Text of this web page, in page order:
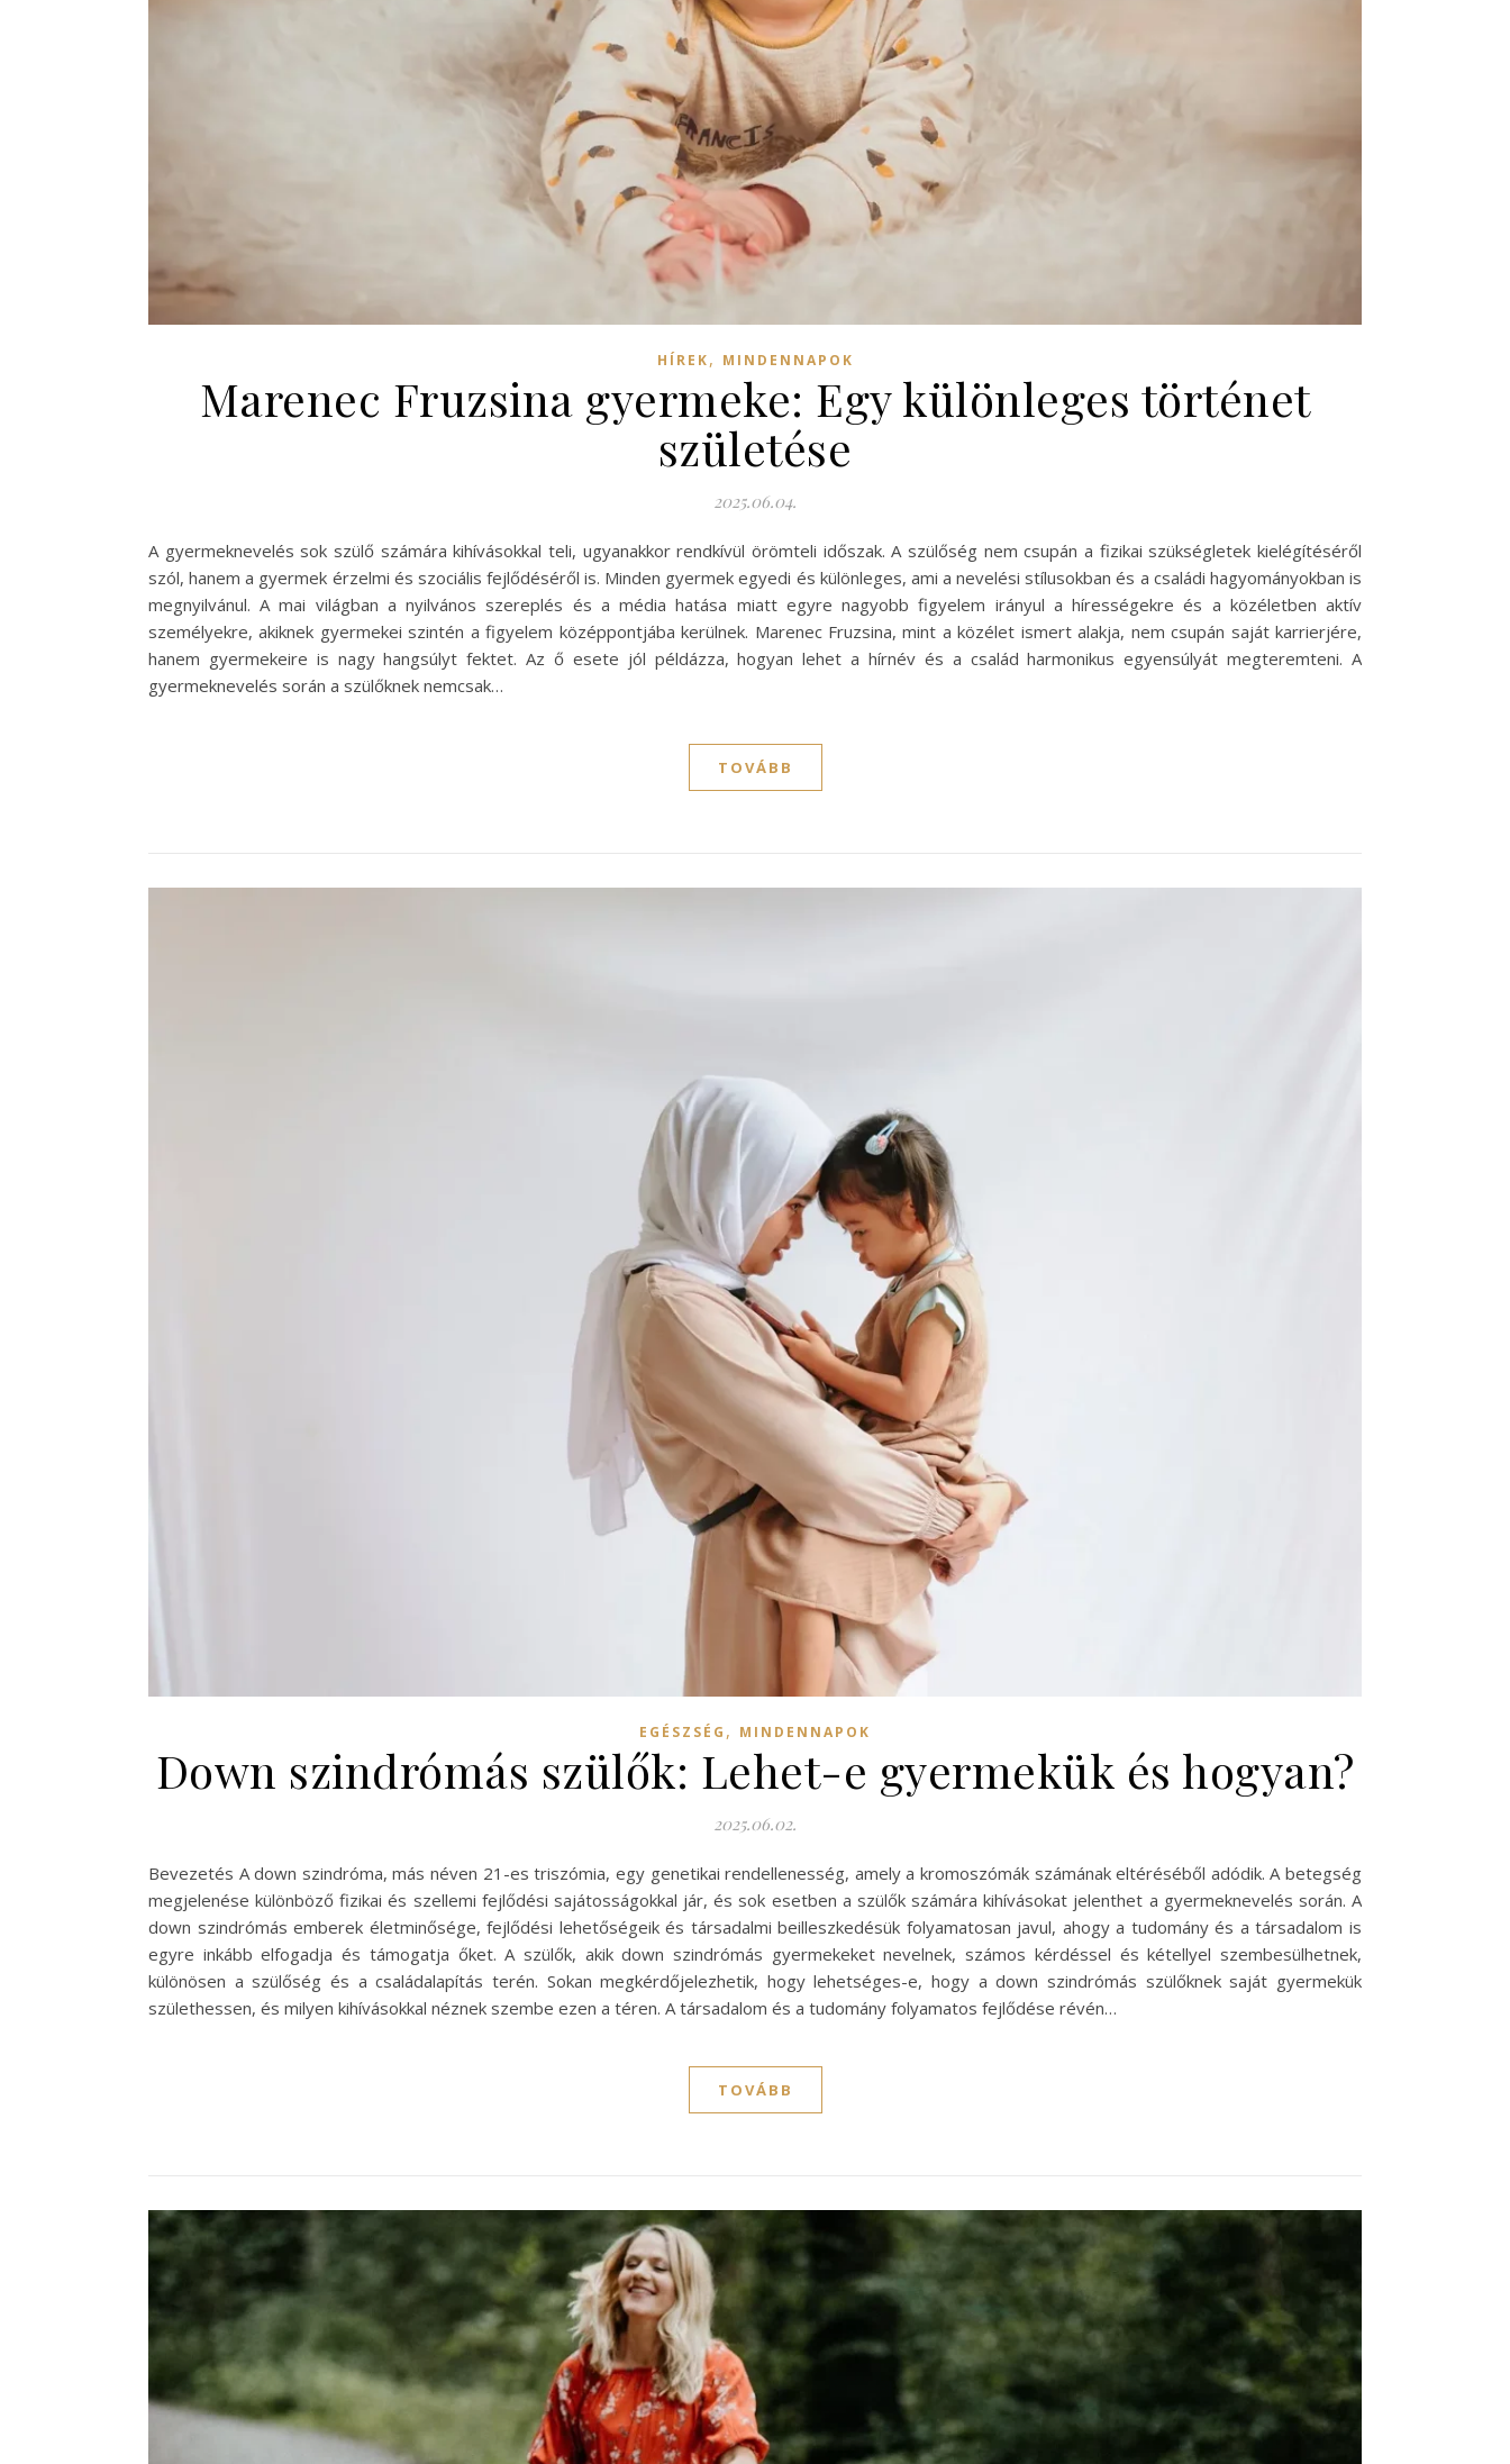
HÍREK, MINDENNAPOK
Marenec Fruzsina gyermeke: Egy különleges történet
születése
2025.06.04.
A gyermeknevelés sok szülő számára kihívásokkal teli, ugyanakkor rendkívül örömteli időszak. A szülőség nem csupán a fizikai szükségletek kielégítéséről
szól, hanem a gyermek érzelmi és szociális fejlődéséről is. Minden gyermek egyedi és különleges, ami a nevelési stílusokban és a családi hagyományokban is
megnyilvánul. A mai világban a nyilvános szereplés és a média hatása miatt egyre nagyobb figyelem irányul a hírességekre és a közéletben aktív
személyekre, akiknek gyermekei szintén a figyelem középpontjába kerülnek. Marenec Fruzsina, mint a közélet ismert alakja, nem csupán saját karrierjére,
hanem gyermekeire is nagy hangsúlyt fektet. Az ő esete jól példázza, hogyan lehet a hírnév és a család harmonikus egyensúlyát megteremteni. A
gyermeknevelés során a szülőknek nemcsak…
TOVÁBB
EGÉSZSÉG , MINDENNAPOK
Down szindrómás szülők: Lehet-e gyermekük és hogyan?
2025.06.02.
Bevezetés A down szindróma, más néven 21-es triszómia, egy genetikai rendellenesség, amely a kromoszómák számának eltéréséből adódik. A betegség
megjelenése különböző fizikai és szellemi fejlődési sajátosságokkal jár, és sok esetben a szülők számára kihívásokat jelenthet a gyermeknevelés során. A
down szindrómás emberek életminősége, fejlődési lehetőségeik és társadalmi beilleszkedésük folyamatosan javul, ahogy a tudomány és a társadalom is
egyre inkább elfogadja és támogatja őket. A szülők, akik down szindrómás gyermekeket nevelnek, számos kérdéssel és kétellyel szembesülhetnek,
különösen a szülőség és a családalapítás terén. Sokan megkérdőjelezhetik, hogy lehetséges-e, hogy a down szindrómás szülőknek saját gyermekük
születhessen, és milyen kihívásokkal néznek szembe ezen a téren. A társadalom és a tudomány folyamatos fejlődése révén…
TOVÁBB